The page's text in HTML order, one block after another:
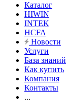
Каталог
HIWIN
INTEK
HCFA
Новости
Услуги
База знаний
Как купить
Компания
Контакты
...